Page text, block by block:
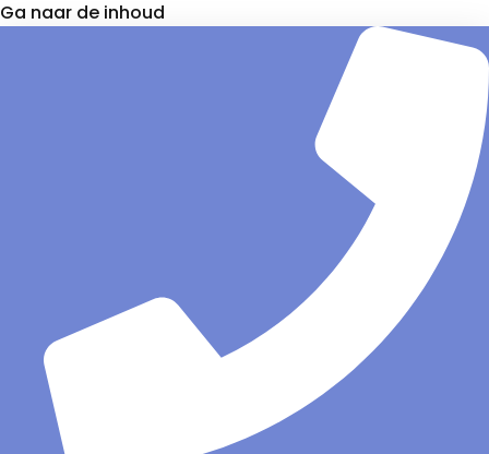
Ga naar de inhoud